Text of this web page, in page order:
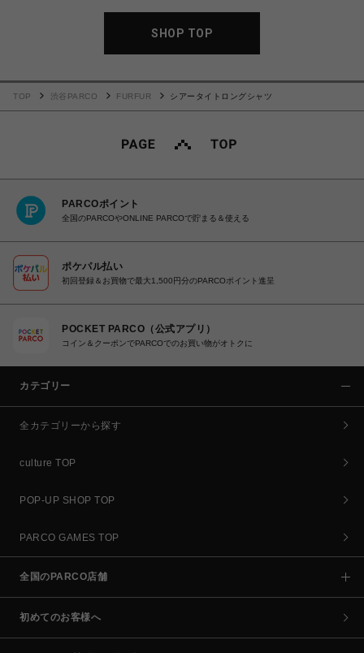
SHOP TOP
TOP 渋谷PARCO FURFUR シアータイトロングシャツ
PARCOポイント
全国のPARCOやONLINE PARCOで貯まる＆使える
ポケパル払い
初回登録＆お買物で最大1,500円分のPARCOポイント進呈
POCKET PARCO（公式アプリ）
コイン＆クーポンでPARCOでのお買い物がオトクに
カテゴリー
全カテゴリーから探す
culture TOP
POP-UP SHOP TOP
PARCO GAMES TOP
全国のPARCO店舗
初めてのお客様へ